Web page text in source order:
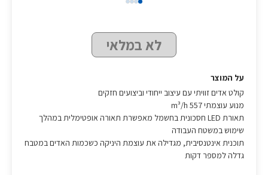
לא במלאי
על המוצר
קולט אדים זוויתי עם עיצוב ייחודי וביצועים חזקים
מנוע עוצמתי 557 m³/h
תאורת LED חסכונית בחשמל מאפשרת תאורה אופטימלית במהלך
שימוש במשטח העבודה
תוכנית אינטנסיבית, מגדילה את עוצמת היניקה כשכמות האדים במטבח
גדלה למספר דקות